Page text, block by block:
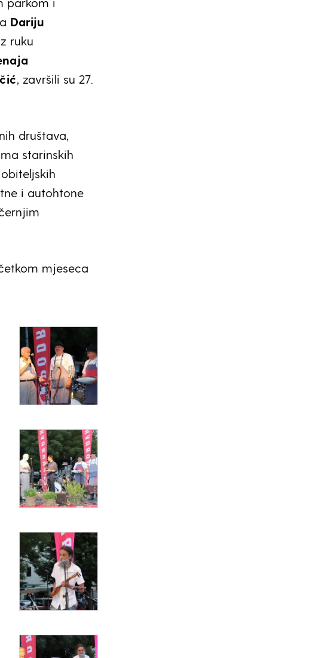
Dariju
ruku
, završili su 27.
društava,
starinskih
i autohtone
mjeseca